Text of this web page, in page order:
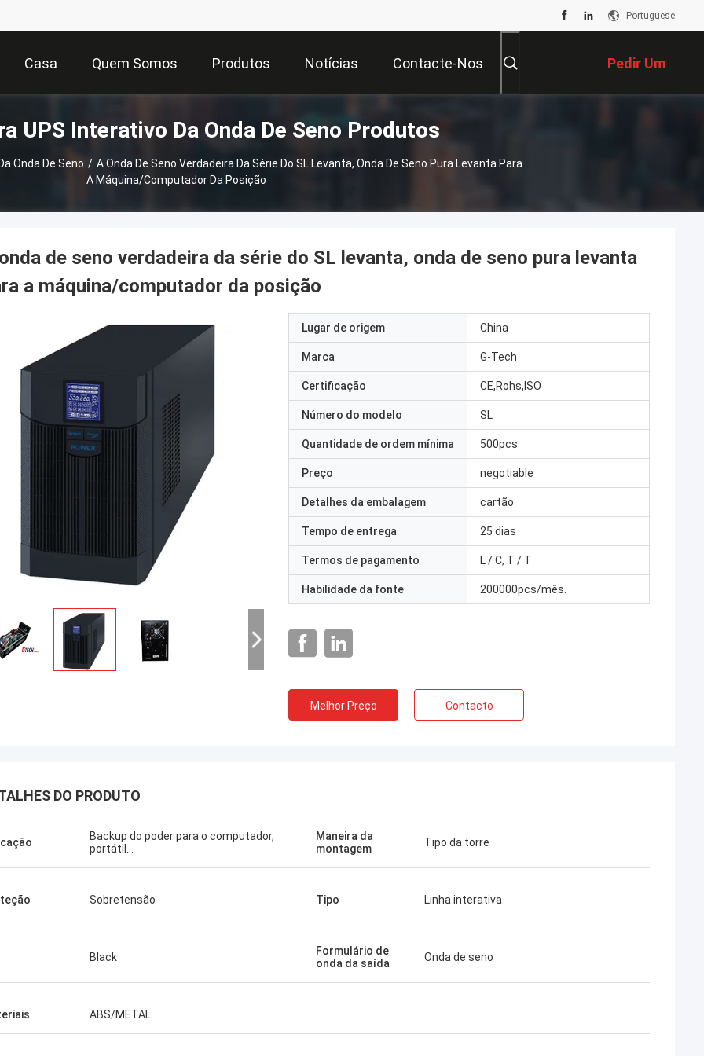
Portuguese
Casa Quem Somos Produtos Notícias Contacte-Nos Pedir Um
Orçamento
UPS Interativo Da Onda De Seno Produtos
Onda De Seno / A Onda De Seno Verdadeira Da Série Do SL Levanta, Onda De Seno Pura Levanta Para
A Máquina/computador Da Posição
satisfeito muito com os produtos
de seno verdadeira da série do SL levanta, onda de seno pura levanta
a máquina/computador da posição
Lugar de origem China
Marca G-Tech
Certificação CE,Rohs,ISO
Número do modelo SL
Quantidade de ordem mínima 500pcs
Preço negotiable
Detalhes da embalagem cartão
Tempo de entrega 25 dias
Termos de pagamento L / C, T / T
Habilidade da fonte 200000pcs/mês.
Melhor Preço Contacto
DO PRODUTO
Backup do poder para o computador,
portátil…
Maneira da
montagem
Tipo da torre
Sobretensão Tipo Linha interativa
Black
Formulário de
onda da saída
Onda de seno
ABS/METAL